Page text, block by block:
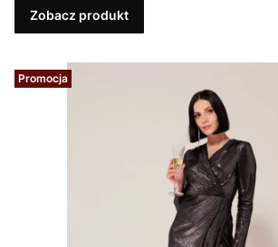
Zobacz produkt
Promocja